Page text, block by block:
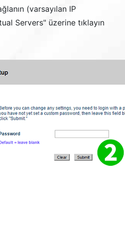
(varsayılan IP
Servers" üzerine tıklayın